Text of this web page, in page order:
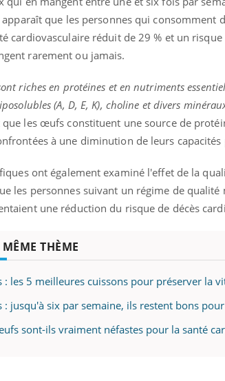
apparaît que les personnes qui
cardiovasculaire réduit de 29 % et un
rarement ou jamais.
riches en protéines et en nutriments
(A, D, E, K), choline et divers
les œufs constituent une source de
à une diminution de leurs capacités
ont également examiné l'effet de la
les personnes suivant un régime de
une réduction du risque de décès
THÈME
: les 5 meilleures cuissons pour préserver la
: jusqu'à six par semaine, ils restent bons
sont-ils vraiment néfastes pour la santé
: et si on
le diabète de type 2
chez les soignants.
Youtube
Eczéma Chronique
préparer pour l’été !
soleil, activités en plein
sont ...